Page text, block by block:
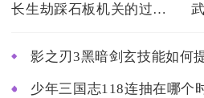
长生劫踩石板机关的过关技巧有哪些
影之刃3黑暗剑玄技能如何
少年三国志118连抽在哪个